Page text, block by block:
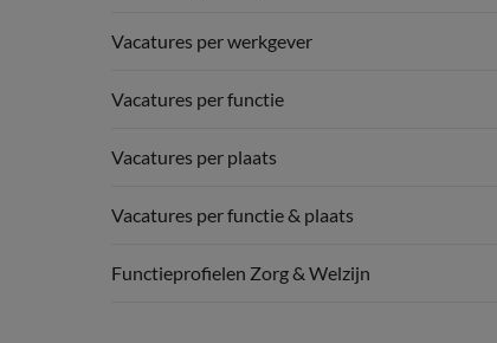
Vacatures per werkgever
Vacatures per functie
Vacatures per plaats
Vacatures per functie & plaats
Functieprofielen Zorg & Welzijn